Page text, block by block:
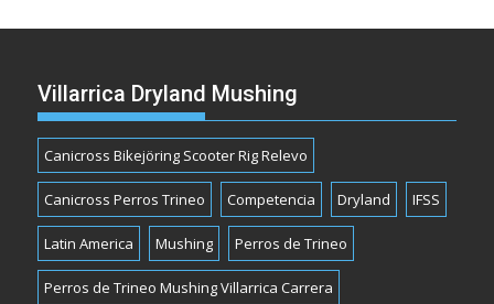
Villarrica Dryland Mushing
Canicross Bikejöring Scooter Rig Relevo
Canicross Perros Trineo Competencia Dryland IFSS
Latin America Mushing Perros de Trineo
Perros de Trineo Mushing Villarrica Carrera